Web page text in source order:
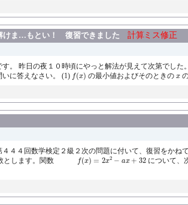
けま…もとい！ 復習できました 計算ミ ス修正
計算ミス修正
す。 昨日の夜１０時頃にやっと解法が見えて次第でし
に答えなさい。 (1) f(x)
f(x) の最小値およびそのときの x
x
４４回数学検定２級２次の問題に付いて、復習をか
数とします。関数 f(x) = 2x2 − ax + 32
f(x)=2x2−ax+ 32
について、